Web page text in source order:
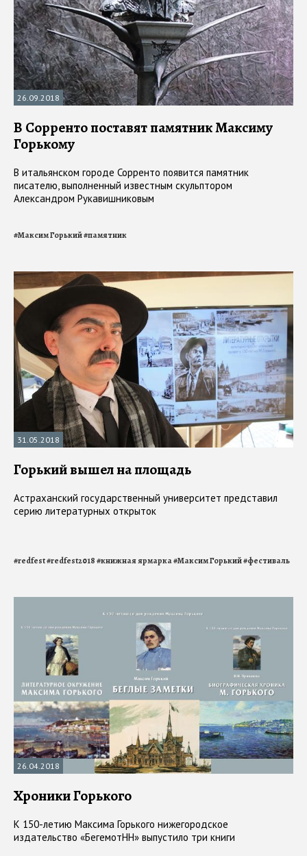
26.09.2018
В Сорренто поставят памятник Максиму
Горькому
В итальянском городе Сорренто появится памятник
писателю, выполненный известным скульптором
Александром Рукавишниковым
#Максим Горький#памятник
31.05.2018
Горький вышел на площадь
Астраханский государственный университет представил
серию литературных открыток
#redfest#redfest2018#книжная ярмарка#Максим Горький#фестиваль
26.04.2018
Хроники Горького
К 150-летию Максима Горького нижегородское
издательство «БегемотНН» выпустило три книги